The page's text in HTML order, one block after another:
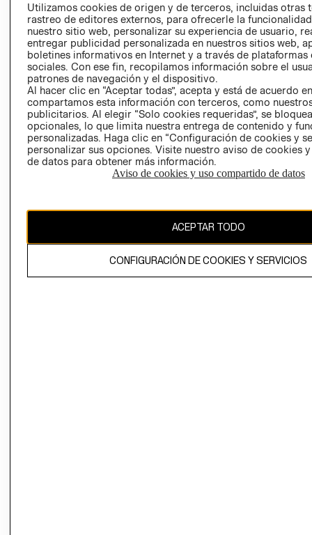
AVISO DE
PRIVACIDAD
GIFT CARD
AVISO DE
El contenido de esta página web está protegido por copyright y es
Utilizamos cookies de origen y de terceros, incluidas otras
rastreo de editores externos, para ofrecerle la
nuestro sitio web, personalizar su experiencia de usuario,
entregar publicidad personalizada en nuestros sitios web,
boletines informativos en Internet y a través de plataformas
sociales. Con ese fin, recopilamos información sobre el
patrones de navegación y el dispositivo.
Al hacer clic en “Aceptar todas”, acepta y está de acuerdo
compartamos esta información con terceros, como
publicitarios. Al elegir “Solo cookies requeridas”, se
opcionales, lo que limita nuestra entrega de contenido y
personalizadas. Haga clic en “Configuración de cookies y
personalizar sus opciones. Visite nuestro aviso de cookies
de datos para obtener más información.
Aviso de cookies y uso compartido de datos
ACEPTAR TODO
CONFIGURACIÓN DE COOKIES Y SERVICIOS